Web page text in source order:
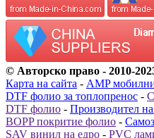
© Авторско право - 2010-
Карта на сайта - AMP
DTF фолио за топлопренос -
DTF фолио - Производител
BOPP покритие фолио -
SAV винил на едро - PVC